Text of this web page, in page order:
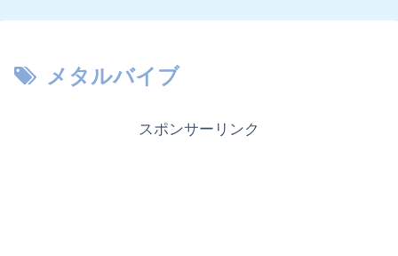
メタルバイブ
スポンサーリンク